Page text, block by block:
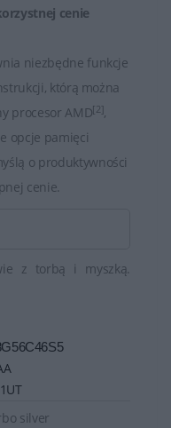
cenie
niezbędne funkcje
którą można
procesor AMD[2],
opcje pamięci
o produktywności
cenie.
z torbą i myszką.
silver